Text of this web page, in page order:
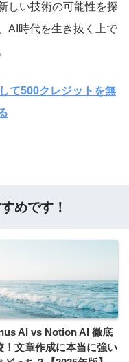
しい技術の可能性を探
AI時代を生き抜く上で
て500クレジットを無
めです！
AI vs Notion AI 徹底
！文章作成に本当に強い